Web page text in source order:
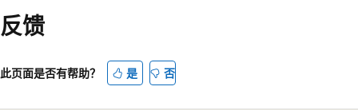
反馈
此页面是否有帮助？ 是 否